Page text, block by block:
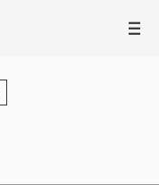
III